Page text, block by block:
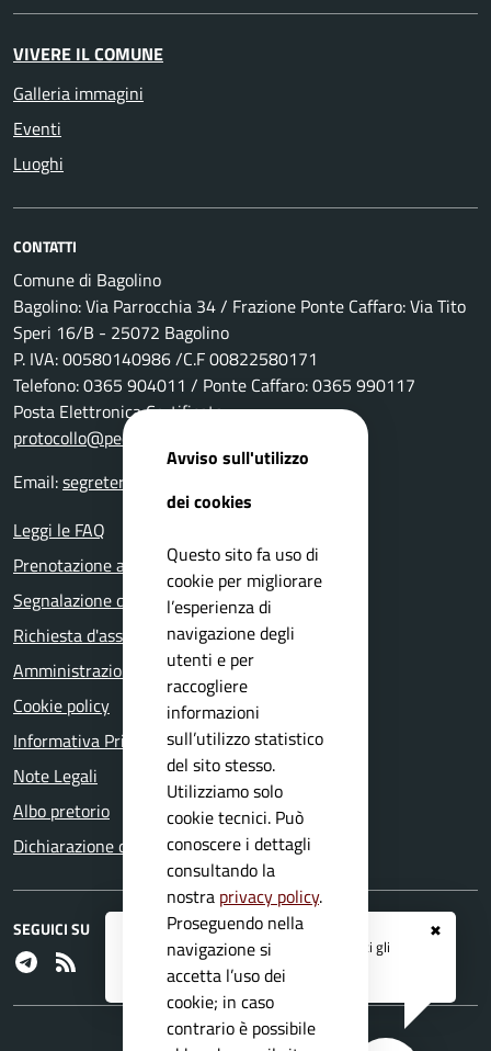
✖
Registrati ai serviziAPP IO
e ricevi tutti gli
aggiornamenti dall'Ente
VIVERE IL COMUNE
Galleria immagini
Eventi
Luoghi
CONTATTI
Comune di Bagolino
Bagolino: Via Parrocchia 34 / Frazione Ponte Caffaro: Via Tito
Speri 16/B - 25072 Bagolino
P. IVA: 00580140986 /C.F 00822580171
Telefono: 0365 904011 / Ponte Caffaro: 0365 990117
Posta Elettronica Certificata:
protocollo@pec.comune.bagolino.bs.it
Email:segreteria@comune.bagolino.bs.it
Leggi le FAQ
Prenotazione appuntamento
Segnalazione disservizio
Richiesta d'assistenza
Amministrazione trasparente
Cookie policy
Informativa Privacy
Note Legali
Albo pretorio
Dichiarazione di accessibilità
SEGUICI SU
Telegram
Avviso sull'utilizzo
dei cookies
Questo sito fa uso di
cookie per migliorare
l’esperienza di
navigazione degli
utenti e per
raccogliere
informazioni
sull’utilizzo statistico
del sito stesso.
Utilizziamo solo
cookie tecnici. Può
conoscere i dettagli
consultando la
nostra privacy policy.
Proseguendo nella
navigazione si
accetta l’uso dei
cookie; in caso
contrario è possibile